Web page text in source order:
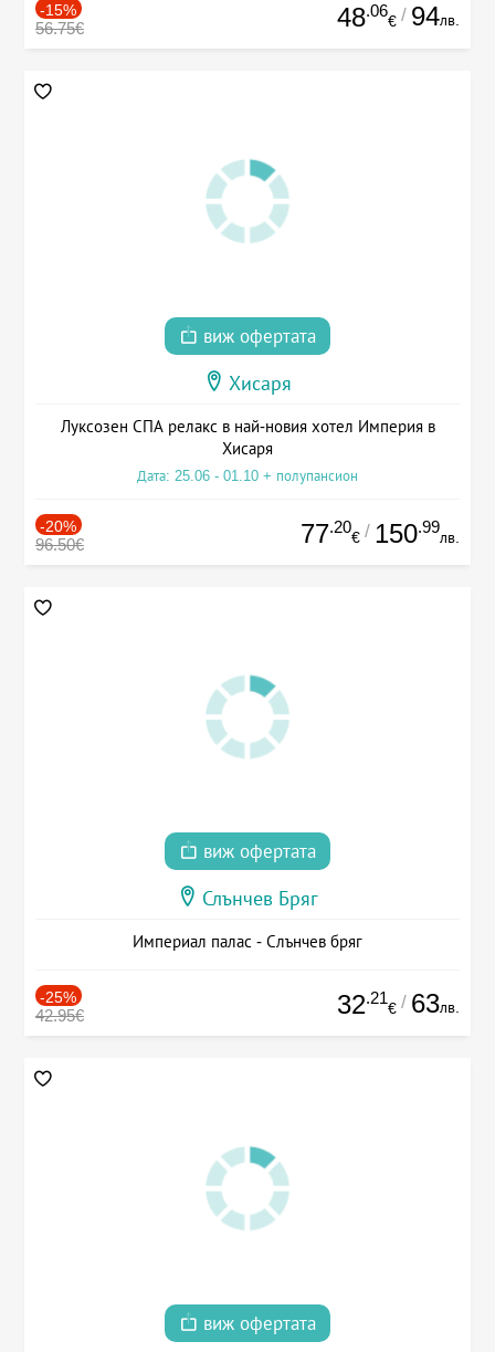
-15%
56.75€ 48.06
€ / 94лв.
виж офертата
Хисаря
Луксозен СПА релакс в най-новия хотел Империя в
Хисаря
Дата: 25.06 - 01.10 + полупансион
-20%
96.50€ 77.20
€ / 150.99
лв.
виж офертата
Слънчев Бряг
Империал палас - Слънчев бряг
-25%
42.95€ 32.21
€ / 63лв.
виж офертата